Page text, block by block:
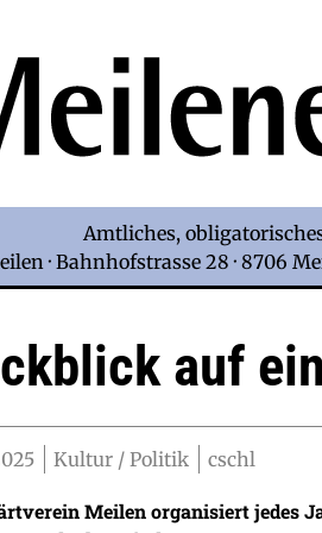
Amtliches,
· Bahnhofstrasse 28 · 8706
auf
Kultur / Politik cschl
Meilen organisiert jedes